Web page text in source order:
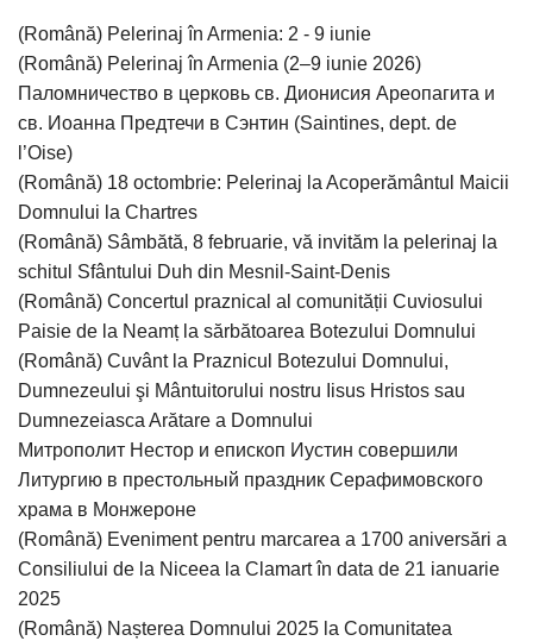
(Română) Pelerinaj în Armenia: 2 - 9 iunie
(Română) Pelerinaj în Armenia (2–9 iunie 2026)
Паломничество в церковь св. Дионисия Ареопагита и
св. Иоанна Предтечи в Сэнтин (Saintines, dept. de
l’Оise)
(Română) 18 octombrie: Pelerinaj la Acoperământul Maicii
Domnului la Chartres
(Română) Sâmbătă, 8 februarie, vă invităm la pelerinaj la
schitul Sfântului Duh din Mesnil-Saint-Denis
(Română) Concertul praznical al comunității Cuviosului
Paisie de la Neamț la sărbătoarea Botezului Domnului
(Română) Cuvânt la Praznicul Botezului Domnului,
Dumnezeului şi Mântuitorului nostru Iisus Hristos sau
Dumnezeiasca Arătare a Domnului
Митрополит Нестор и епископ Иустин совершили
Литургию в престольный праздник Серафимовского
храма в Монжероне
(Română) Eveniment pentru marcarea a 1700 aniversări a
Consiliului de la Niceea la Clamart în data de 21 ianuarie
2025
(Română) Nașterea Domnului 2025 la Comunitatea